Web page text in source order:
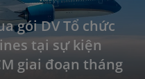
gói DV Tổ chức
tại sự kiện
giai đoạn tháng